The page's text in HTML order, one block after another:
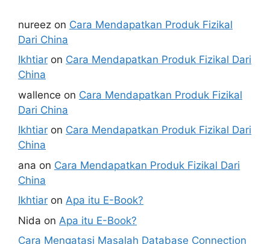
nureez on Cara Mendapatkan Produk Fizikal
Dari China
Ikhtiar on Cara Mendapatkan Produk Fizikal Dari
China
wallence on Cara Mendapatkan Produk Fizikal
Dari China
Ikhtiar on Cara Mendapatkan Produk Fizikal Dari
China
ana on Cara Mendapatkan Produk Fizikal Dari
China
Ikhtiar on Apa itu E-Book?
Nida on Apa itu E-Book?
Cara Mengatasi Masalah Database Connection